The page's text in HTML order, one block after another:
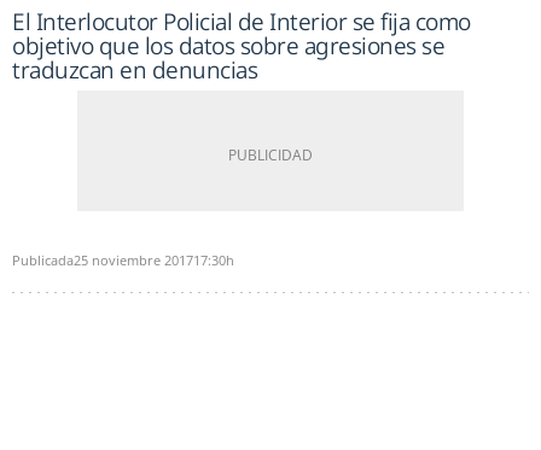
El Interlocutor Policial de Interior se fija como
objetivo que los datos sobre agresiones se
traduzcan en denuncias
Publicada25 noviembre 201717:30h